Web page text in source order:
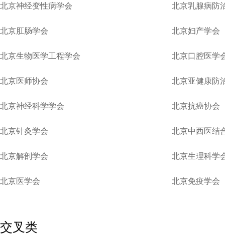
北京神经变性病学会 北京乳腺病防
北京肛肠学会 北京妇产学会
北京生物医学工程学会 北京口腔医学
北京医师协会 北京亚健康防
北京神经科学学会 北京抗癌协会
北京针灸学会 北京中西医结
北京解剖学会 北京生理科学
北京医学会 北京免疫学会
交叉类